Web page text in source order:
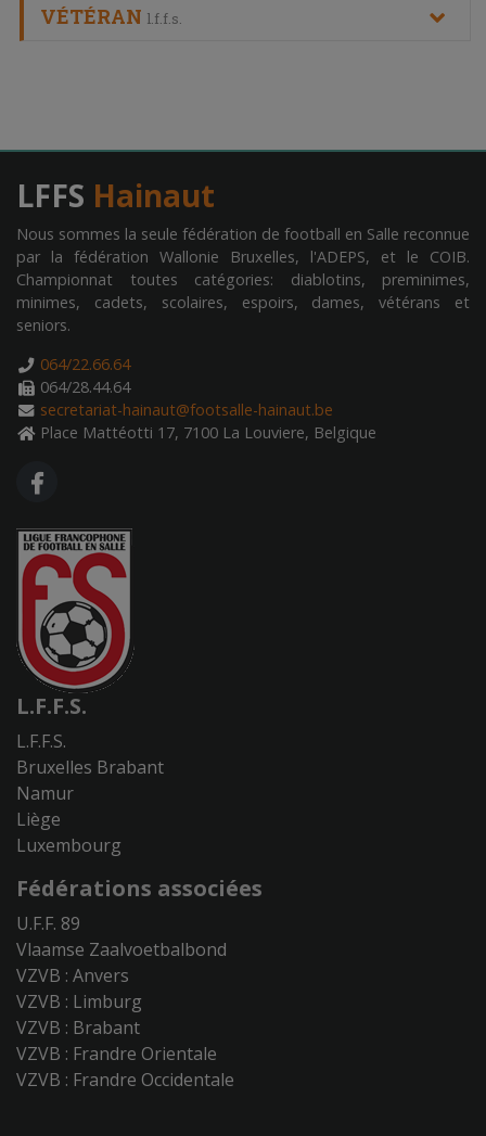
VÉTÉRAN l.f.f.s.
LFFS Hainaut
Nous sommes la seule fédération de football en Salle reconnue
par la fédération Wallonie Bruxelles, l'ADEPS, et le COIB.
Championnat toutes catégories: diablotins, preminimes,
minimes, cadets, scolaires, espoirs, dames, vétérans et
seniors.
064/22.66.64
064/28.44.64
secretariat-hainaut@footsalle-hainaut.be
Place Mattéotti 17, 7100 La Louviere, Belgique
FA FACEBOOK F
L.F.F.S.
L.F.F.S.
Bruxelles Brabant
Namur
Liège
Luxembourg
Fédérations associées
U.F.F. 89
Vlaamse Zaalvoetbalbond
VZVB : Anvers
VZVB : Limburg
VZVB : Brabant
VZVB : Frandre Orientale
VZVB : Frandre Occidentale